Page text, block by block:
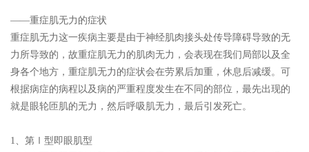
——重症肌无力的症状
重症肌无力这一疾病主要是由于神经肌肉接头处传导障碍导致的无
力所导致的，故重症肌无力的肌肉无力，会表现在我们局部以及全
身各个地方，重症肌无力的症状会在劳累后加重，休息后减缓。可
根据病症的病程以及病的严重程度发生在不同的部位，最先出现的
就是眼轮匝肌的无力，然后呼吸肌无力，最后引发死亡。
1、 第Ⅰ型即眼肌型